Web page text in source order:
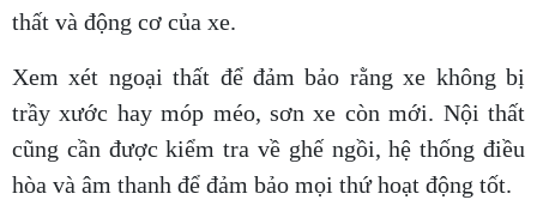
thất và động cơ của xe.
Xem xét ngoại thất để đảm bảo rằng xe không bị
trầy xước hay móp méo, sơn xe còn mới. Nội thất
cũng cần được kiểm tra về ghế ngồi, hệ thống điều
hòa và âm thanh để đảm bảo mọi thứ hoạt động tốt.